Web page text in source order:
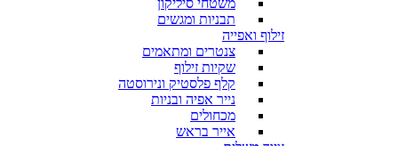
משטחי סיליקון
תבניות ומגשים
זילוף ואפייה
צנטרים ומתאמים
שקיות זילוף
קלף פלסטיק ונירוסטה
נייר אפיה ובניות
מכחולים
אייר בראש